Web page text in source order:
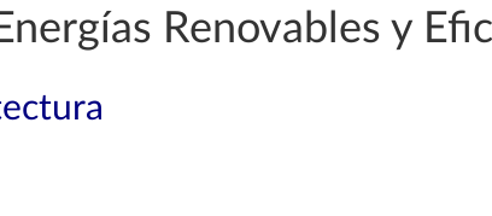
Renovables y